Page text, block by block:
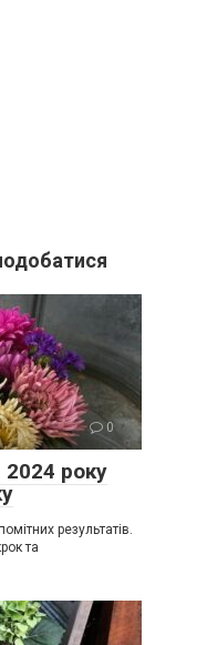
0
року
результатів.
та